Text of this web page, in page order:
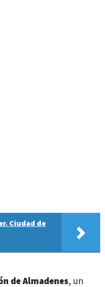
Ciudad de
de Almadenes, un